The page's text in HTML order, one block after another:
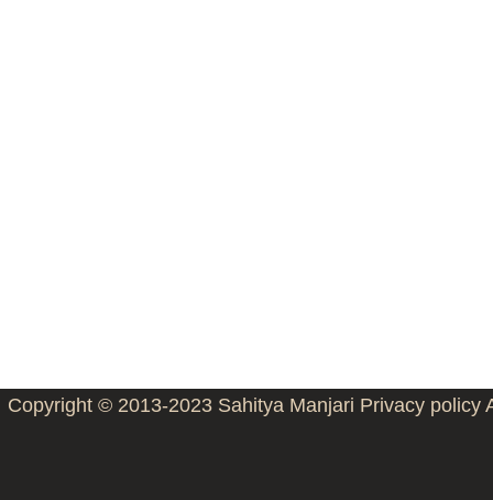
Copyright © 2013-2023 Sahitya Manjari Privacy policy